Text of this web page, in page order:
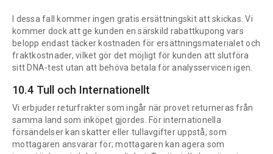
I dessa fall kommer ingen gratis ersättningskit att skickas. Vi
kommer dock att ge kunden en särskild rabattkupong vars
belopp endast täcker kostnaden för ersättningsmaterialet och
fraktkostnader, vilket gör det möjligt för kunden att slutföra
sitt DNA-test utan att behöva betala för analysservicen igen.
10.4 Tull och Internationellt
Vi erbjuder returfrakter som ingår när provet returneras från
samma land som inköpet gjordes. För internationella
försändelser kan skatter eller tullavgifter uppstå, som
mottagaren ansvarar för; mottagaren kan agera som